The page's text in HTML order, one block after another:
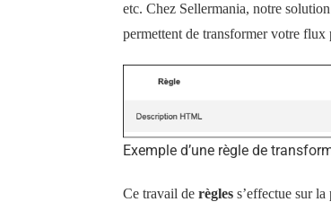
etc. Chez Sellermania, notre
permettent de transformer votre flux
Exemple d’une règle de
Ce travail derègles s’effectue sur